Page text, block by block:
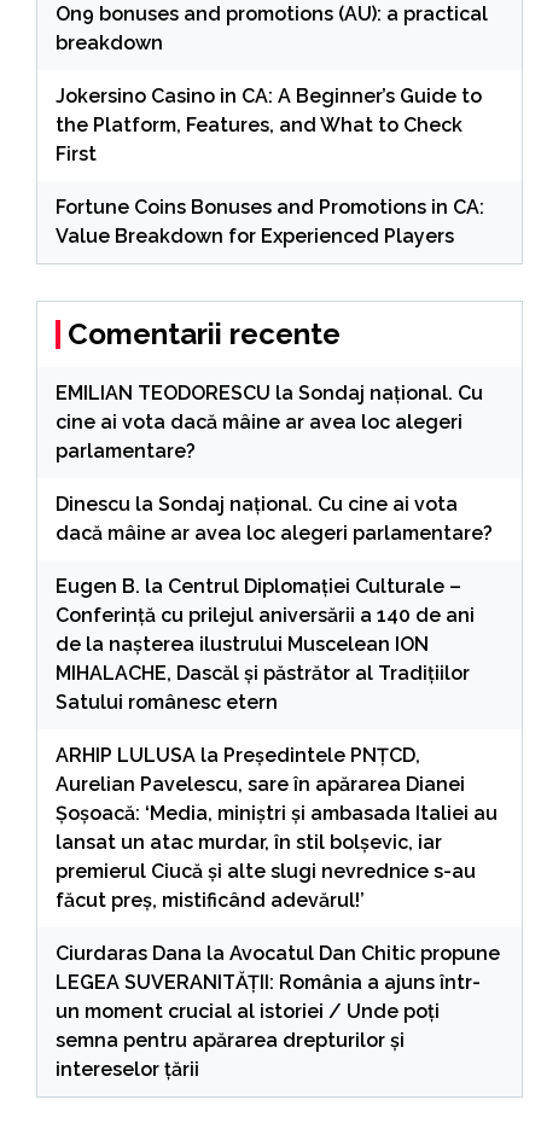
On9 bonuses and promotions (AU): a practical
breakdown
Jokersino Casino in CA: A Beginner’s Guide to
the Platform, Features, and What to Check
First
Fortune Coins Bonuses and Promotions in CA:
Value Breakdown for Experienced Players
Comentarii recente
EMILIAN TEODORESCU la Sondaj național. Cu
cine ai vota dacă mâine ar avea loc alegeri
parlamentare?
Dinescu la Sondaj național. Cu cine ai vota
dacă mâine ar avea loc alegeri parlamentare?
Eugen B. la Centrul Diplomației Culturale –
Conferință cu prilejul aniversării a 140 de ani
de la nașterea ilustrului Muscelean ION
MIHALACHE, Dascăl și păstrător al Tradițiilor
Satului românesc etern
ARHIP LULUSA la Președintele PNȚCD,
Aurelian Pavelescu, sare în apărarea Dianei
Șoșoacă: ‘Media, miniștri și ambasada Italiei au
lansat un atac murdar, în stil bolșevic, iar
premierul Ciucă și alte slugi nevrednice s-au
făcut preș, mistificând adevărul!’
Ciurdaras Dana la Avocatul Dan Chitic propune
LEGEA SUVERANITĂȚII: România a ajuns într-
un moment crucial al istoriei / Unde poți
semna pentru apărarea drepturilor și
intereselor țării